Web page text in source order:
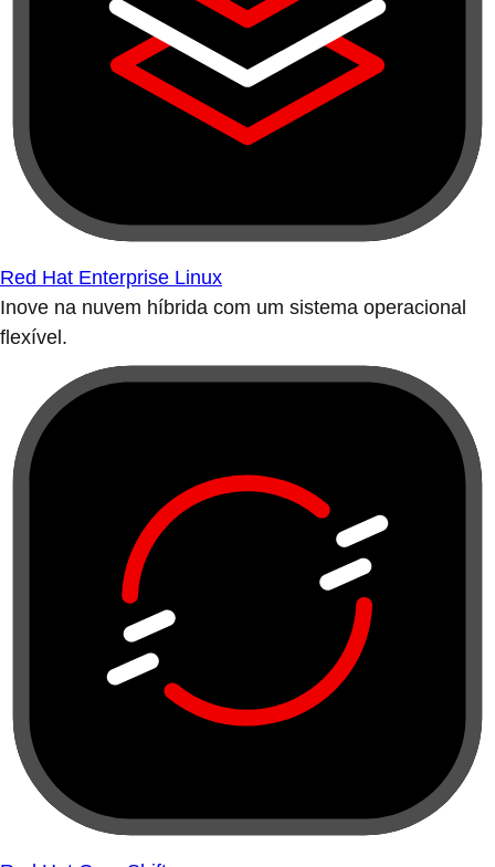
Red Hat Enterprise Linux
Inove na nuvem híbrida com um sistema operacional
flexível.